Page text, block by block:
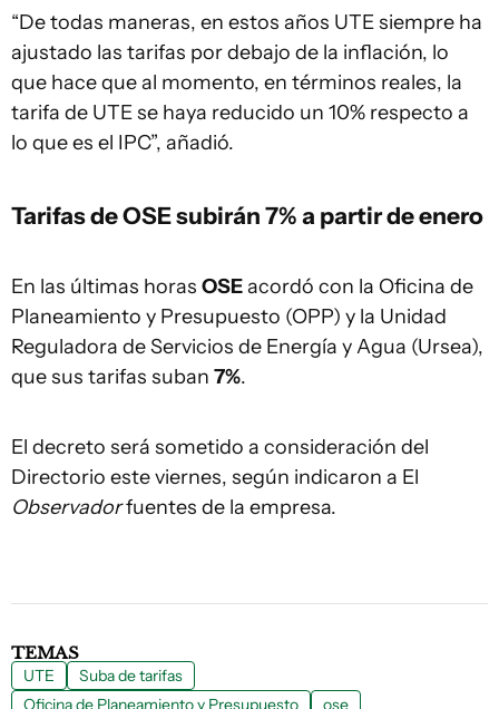
“De todas maneras, en estos años UTE siempre ha
ajustado las tarifas por debajo de la inflación, lo
que hace que al momento, en términos reales, la
tarifa de UTE se haya reducido un 10% respecto a
lo que es el IPC”, añadió.
Tarifas de OSE subirán 7% a partir de enero
En las últimas horas OSEacordó con la Oficina de
Planeamiento y Presupuesto (OPP) y la Unidad
Reguladora de Servicios de Energía y Agua (Ursea),
que sus tarifas suban 7%.
El decreto será sometido a consideración del
Directorio este viernes, según indicaron a El
Observadorfuentes de la empresa.
TEMAS
UTE
Suba de tarifas
Oficina de Planeamiento y Presupuesto
ose